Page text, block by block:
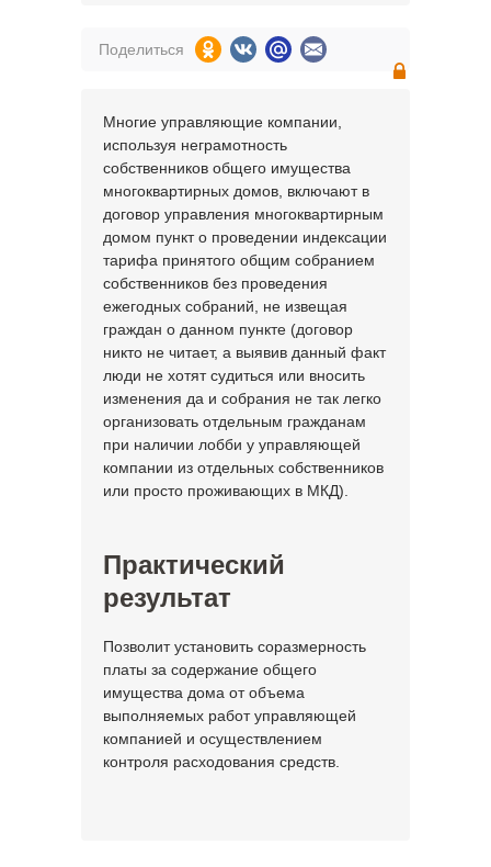
Поделиться
Многие управляющие компании,
используя неграмотность
собственников общего имущества
многоквартирных домов, включают в
договор управления многоквартирным
домом пункт о проведении индексации
тарифа принятого общим собранием
собственников без проведения
ежегодных собраний, не извещая
граждан о данном пункте (договор
никто не читает, а выявив данный факт
люди не хотят судиться или вносить
изменения да и собрания не так легко
организовать отдельным гражданам
при наличии лобби у управляющей
компании из отдельных собственников
или просто проживающих в МКД).
Практический
результат
Позволит установить соразмерность
платы за содержание общего
имущества дома от объема
выполняемых работ управляющей
компанией и осуществлением
контроля расходования средств.